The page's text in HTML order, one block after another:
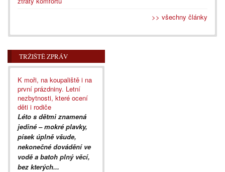
>> všechny články
TRŽIŠTĚ ZPRÁV
K moři, na koupaliště i na
první prázdniny. Letní
nezbytnosti, které ocení
děti i rodiče
Léto s dětmi znamená
jediné – mokré plavky,
písek úplně všude,
nekonečné dovádění ve
vodě a batoh plný věcí,
bez kterých...